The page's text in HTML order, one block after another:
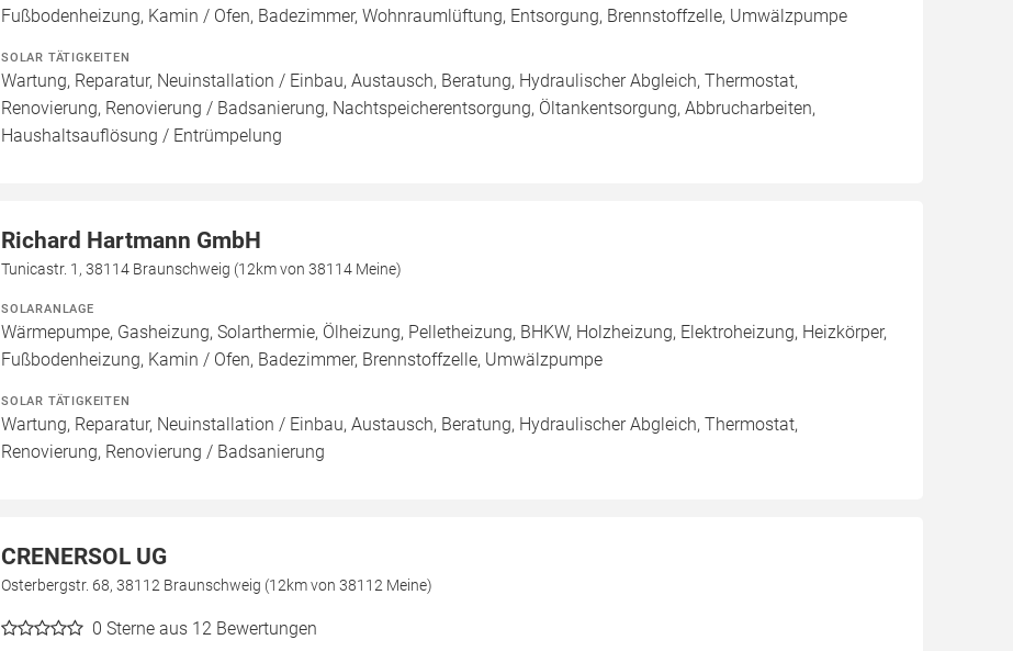
Fußbodenheizung, Kamin / Ofen, Badezimmer, Wohnraumlüftung, Entsorgung, Brennstoffzelle, Umwälzpumpe
SOLAR TÄTIGKEITEN
Wartung, Reparatur, Neuinstallation / Einbau, Austausch, Beratung, Hydraulischer Abgleich, Thermostat,
Renovierung, Renovierung / Badsanierung, Nachtspeicherentsorgung, Öltankentsorgung, Abbrucharbeiten,
Haushaltsauflösung / Entrümpelung
Richard Hartmann GmbH
Tunicastr. 1, 38114 Braunschweig (12km von 38114 Meine)
SOLARANLAGE
Wärmepumpe, Gasheizung, Solarthermie, Ölheizung, Pelletheizung, BHKW, Holzheizung, Elektroheizung, Heizkörper,
Fußbodenheizung, Kamin / Ofen, Badezimmer, Brennstoffzelle, Umwälzpumpe
SOLAR TÄTIGKEITEN
Wartung, Reparatur, Neuinstallation / Einbau, Austausch, Beratung, Hydraulischer Abgleich, Thermostat,
Renovierung, Renovierung / Badsanierung
CRENERSOL UG
Osterbergstr. 68, 38112 Braunschweig (12km von 38112 Meine)
0 Sterne aus 12 Bewertungen